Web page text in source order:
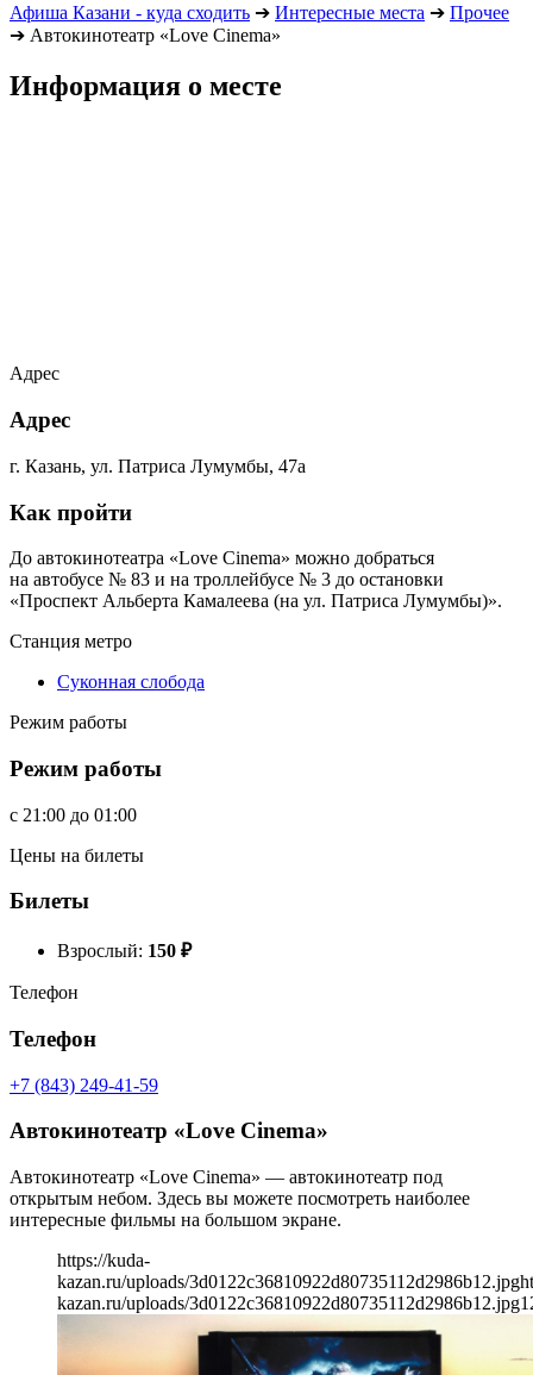
Афиша Казани - куда сходить ➔ Интересные места ➔ Прочее
➔ Автокинотеатр «Love Cinema»
Информация о месте
Адрес
Адрес
г. Казань, ул. Патриса Лумумбы, 47а
Как пройти
До автокинотеатра «Love Cinema» можно добраться
на автобусе № 83 и на троллейбусе № 3 до остановки
«Проспект Альберта Камалеева (на ул. Патриса Лумумбы)».
Станция метро
Суконная слобода
Режим работы
Режим работы
c 21:00 до 01:00
Цены на билеты
Билеты
Взрослый: 150 ₽
Телефон
Телефон
+7 (843) 249-41-59
Автокинотеатр «Love Cinema»
Автокинотеатр «Love Cinema» — автокинотеатр под
открытым небом. Здесь вы можете посмотреть наиболее
интересные фильмы на большом экране.
https://kuda-
kazan.ru/uploads/3d0122c36810922d80735112d2986b12.jpg
kazan.ru/uploads/3d0122c36810922d80735112d2986b12.jpg